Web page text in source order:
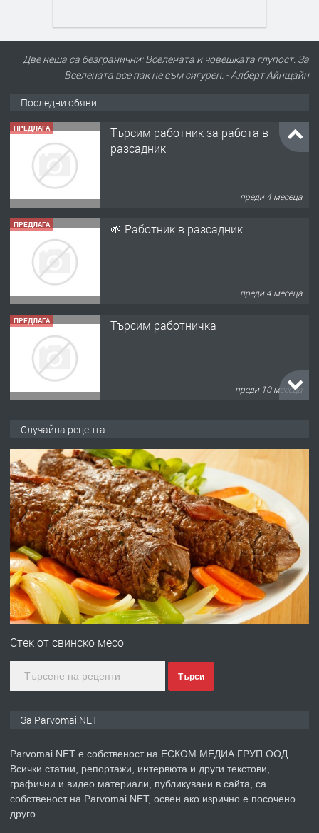
Две неща са безгранични: Вселената и човешката глупост. За
Вселената все пак не съм сигурен. - Алберт Айнщайн
Последни обяви
ПРЕДЛАГА
Търсим работник за работа в
разсадник
преди 4 месеца
ПРЕДЛАГА 🌱 Работник в разсадник
преди 4 месеца
ПРЕДЛАГА Търсим работничка
преди 10 месеца
преди 1 година
ПРЕДЛАГА Работа за общи работници
преди 1 година
ПРЕДЛАГА
Първи поход "По стъпките на Ангел
преди 1 година
ПРЕДЛАГА Уроци по Математика
Случайна рецепта
Стек от свинско месо
Търси
За Parvomai.NET
Parvomai.NET е собственост на ЕСКОМ МЕДИА ГРУП ООД.
Всички статии, репортажи, интервюта и други текстови,
графични и видео материали, публикувани в сайта, са
собственост на Parvomai.NET, освен ако изрично е посочено
друго.